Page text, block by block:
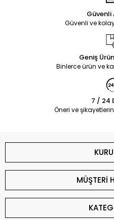
Güvenli
Güvenli ve
Geniş
Binlerce ürün ve
7 / 24
Öneri ve
MÜŞTERİ